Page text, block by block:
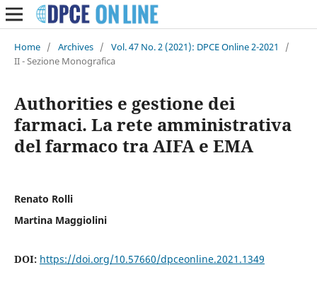
Home / Archives / Vol. 47 No. 2 (2021): DPCE Online 2-2021
/
II - Sezione Monografica
Authorities e gestione dei
farmaci. La rete amministrativa
del farmaco tra AIFA e EMA
Renato Rolli
Martina Maggiolini
DOI: https://doi.org/10.57660/dpceonline.2021.1349